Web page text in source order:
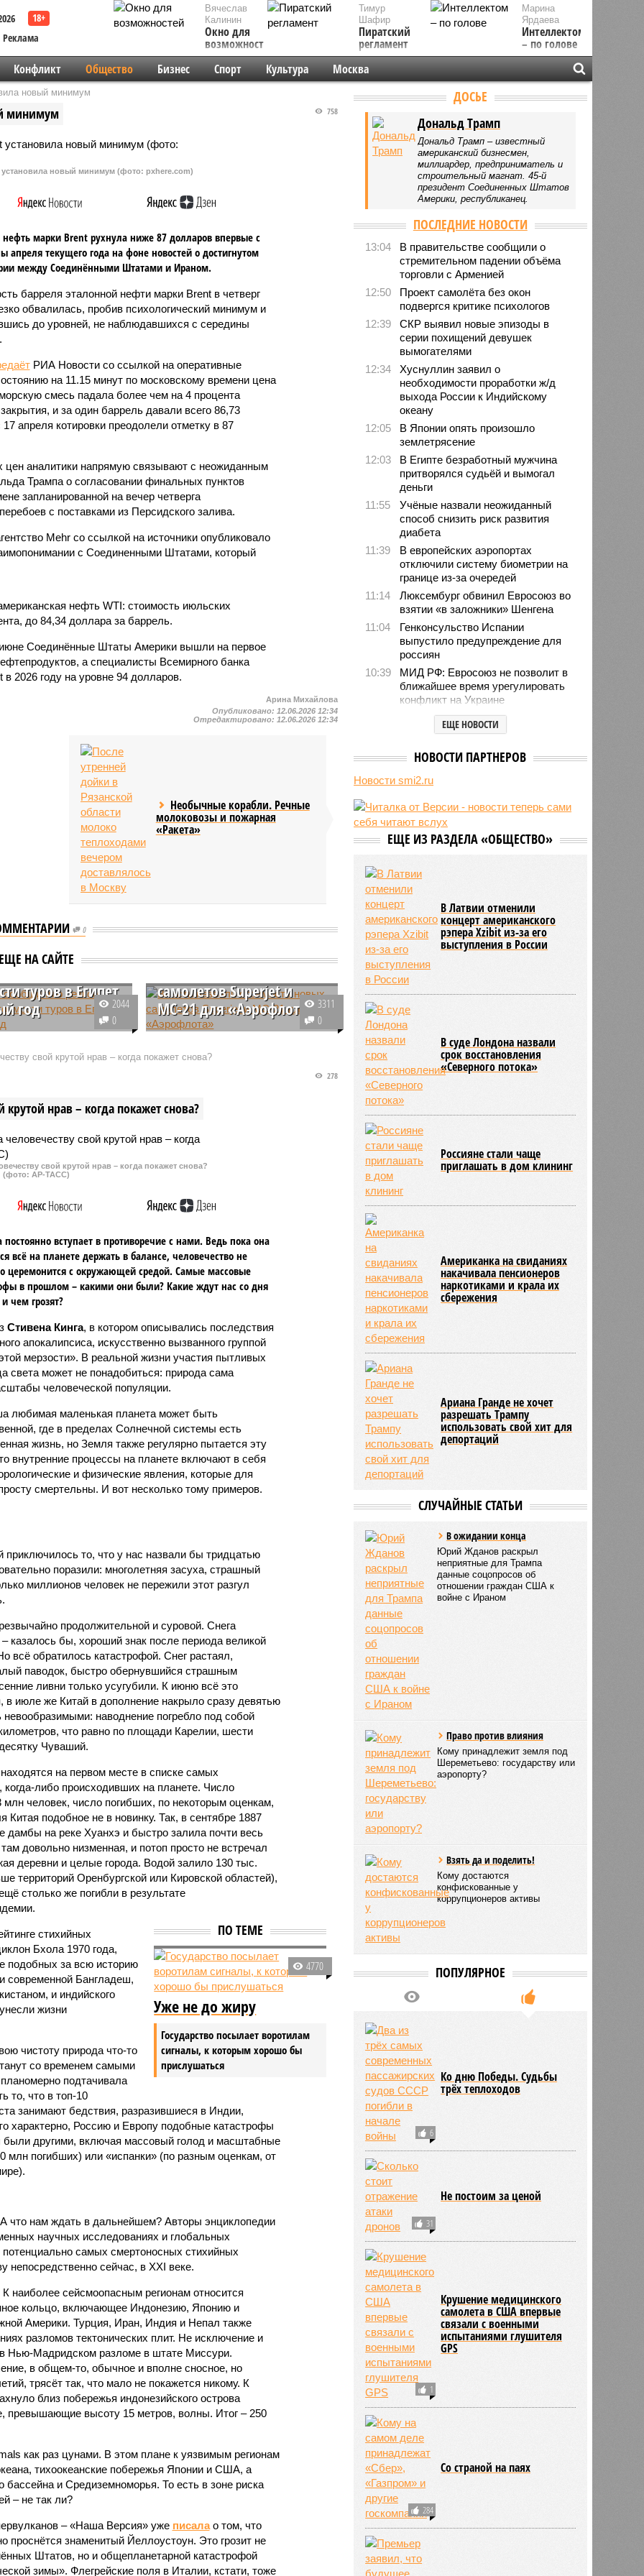
Реклама
Вячеслав
Калинин
Окно для
возможностей
Марина
Ярдаева
Интеллектом
– по голове
Тимур
Шафир
Пиратский
регламент
Конфликт Общество Бизнес Спорт Культура Москва
новый минимум
минимум 758
новый минимум (фото: pxhere.com)
марки Brent рухнула ниже 87 долларов впервые с
апреля текущего года на фоне новостей о достигнутом
между Соединёнными Штатами и Ираном.
барреля эталонной нефти марки Brent в четверг
обвалилась, пробив психологический минимум и
до уровней, не наблюдавшихся с середины
РИА Новости со ссылкой на оперативные
на 11.15 минут по московскому времени цена
смесь падала более чем на 4 процента
и за один баррель давали всего 86,73
апреля котировки преодолели отметку в 87
аналитики напрямую связывают с неожиданным
Трампа о согласовании финальных пунктов
запланированной на вечер четверга
с поставками из Персидского залива.
Mehr со ссылкой на источники опубликовало
с Соединенными Штатами, который
нефть WTI: стоимость июльских
до 84,34 доллара за баррель.
Соединённые Штаты Америки вышли на первое
а специалисты Всемирного банка
2026 году на уровне 94 долларов.
Арина Михайлова
Опубликовано: 12.06.2026 12:34
Отредактировано: 12.06.2026 12:34
Необычные корабли. Речные
молоковозы и пожарная
«Ракета»
0
ЕЩЕ НА САЙТЕ
сообщили о
снижении
туров в Египет
год
день стоимость
столицы РФ на
стартует от 75 тыс.
2044
0
Власти назвали
самолетов Superjet и
МС-21 для «Аэрофлота»
Премьер-министр Михаил
самолетов и порядок того, как
будет финансироваться процесс
МС-21 для «Аэрофлота».
3311
0
свой крутой нрав – когда покажет снова?
нрав – когда покажет снова?
278
свой крутой нрав – когда покажет снова?
(фото: АР-ТАСС)
постоянно вступает в противоречие с нами. Ведь пока она
всё на планете держать в балансе, человечество не
церемонится с окружающей средой. Самые массовые
в прошлом – какими они были? Какие ждут нас со дня
чем грозят?
Стивена Кинга, в котором описывались последствия
апокалипсиса, искусственно вызванного группой
мерзости». В реальной жизни участия пытливых
света может не понадобиться: природа сама
человеческой популяции.
любимая маленькая планета может быть
где в пределах Солнечной системы есть
жизнь, но Земля также регулярно пытается эту
внутренние процессы на планете включают в себя
и физические явления, которые для
смертельны. И вот несколько тому примеров.
то, что у нас назвали бы тридцатью
поразили: многолетняя засуха, страшный
миллионов человек не пережили этот разгул
продолжительной и суровой. Снега
казалось бы, хороший знак после периода великой
всё обратилось катастрофой. Снег растаял,
паводок, быстро обернувшийся страшным
ливни только усугубили. К июню всё это
в июле же Китай в дополнение накрыло сразу девятью
наводнение погребло под собой
что равно по площади Карелии, шести
Чуваший.
на первом месте в списке самых
либо происходивших на планете. Число
млн человек, число погибших, по некоторым оценкам,
подобное не в новинку. Так, в сентябре 1887
дамбы на реке Хуанхэ и быстро залила почти весь
довольно низменная, и потоп просто не встречал
деревни и целые города. Водой залило 130 тыс.
территорий Оренбургской или Кировской областей),
столько же погибли в результате
ПО ТЕМЕ
4770
Уже не до жиру
Государство посылает воротилам
сигналы, к которым хорошо бы
прислушаться
стихийных
Бхола 1970 года,
за всю историю
современной Бангладеш,
и индийского
жизни
чистоту природа что-то
со временем самыми
подтачивала
то, что в топ-10
занимают бедствия, разразившиеся в Индии,
характерно, Россию и Европу подобные катастрофы
были другими, включая массовый голод и масштабные
млн погибших) или «испанки» (по разным оценкам, от
что нам ждать в дальнейшем? Авторы энциклопедии
научных исследованиях и глобальных
потенциально самых смертоносных стихийных
непосредственно сейчас, в XXI веке.
наиболее сейсмоопасным регионам относится
кольцо, включающее Индонезию, Японию и
Америки. Турция, Иран, Индия и Непал также
разломов тектонических плит. Не исключение и
Нью-Мадридском разломе в штате Миссури.
в общем-то, обычное и вполне сносное, но
трясёт так, что мало не покажется никому. К
близ побережья индонезийского острова
превышающие высоту 15 метров, волны. Итог – 250
как раз цунами. В этом плане к уязвимым регионам
тихо­океанские побережья Японии и США, а
бассейна и Средиземноморья. То есть в зоне риска
– не так ли?
– «Наша Версия» уже писалао том, что
проснётся знаменитый Йеллоустоун. Это грозит не
Штатов, но и общепланетарной катастрофой
зимы». Флегрейские поля в Италии, кстати, тоже
ДОСЬЕ
Дональд Трамп
Дональд Трамп – известный
американский бизнесмен,
миллиардер, предприниматель и
строительный магнат. 45-й
президент Соединенных Штатов
Америки, республиканец.
ПОСЛЕДНИЕ НОВОСТИ
13:04
В правительстве сообщили о
стремительном падении объёма
торговли с Арменией
12:50
Проект самолёта без окон
подвергся критике психологов
12:39
СКР выявил новые эпизоды в
серии похищений девушек
вымогателями
12:34
Хуснуллин заявил о
необходимости проработки ж/д
выхода России к Индийскому
океану
12:05
В Японии опять произошло
землетрясение
12:03
В Египте безработный мужчина
притворялся судьёй и вымогал
деньги
11:55
Учёные назвали неожиданный
способ снизить риск развития
диабета
11:39
В европейских аэропортах
отключили систему биометрии на
границе из-за очередей
11:14
Люксембург обвинил Евросоюз во
взятии «в заложники» Шенгена
11:04
Генконсульство Испании
выпустило предупреждение для
россиян
10:39
МИД РФ: Евросоюз не позволит в
ближайшее время урегулировать
конфликт на Украине
Инфантино извинился перед
советом ФИФА за попытку
10:26
В Польше рассказали о тренде
нападений на украинцев в стране
утечки о нехватке боеприпасов у
США
10:07
Жители Словакии захотели
ЕЩЕ НОВОСТИ
НОВОСТИ ПАРТНЕРОВ
Новости smi2.ru
ЕЩЕ ИЗ РАЗДЕЛА «ОБЩЕСТВО»
В Латвии отменили
концерт американского
рэпера Xzibit из-за его
выступления в России
В суде Лондона назвали
срок восстановления
«Северного потока»
Россияне стали чаще
приглашать в дом клининг
Американка на свиданиях
накачивала пенсионеров
наркотиками и крала их
сбережения
Ариана Гранде не хочет
разрешать Трампу
использовать свой хит для
депортаций
СЛУЧАЙНЫЕ СТАТЬИ
В ожидании конца
Юрий Жданов раскрыл
неприятные для Трампа
данные соцопросов об
отношении граждан США к
войне с Ираном
Право против влияния
Кому принадлежит земля под
Шереметьево: государству или
аэропорту?
Взять да и поделить!
Кому достаются
конфискованные у
коррупционеров активы
ПОПУЛЯРНОЕ
6
Ко дню Победы. Судьбы
трёх теплоходов
31
Не постоим за ценой
1
Крушение медицинского
самолета в США впервые
связали с военными
испытаниями глушителя
GPS
284
Со страной на паях